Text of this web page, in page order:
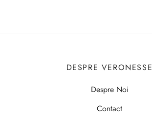
DESPRE VERONESSE
Despre Noi
Contact